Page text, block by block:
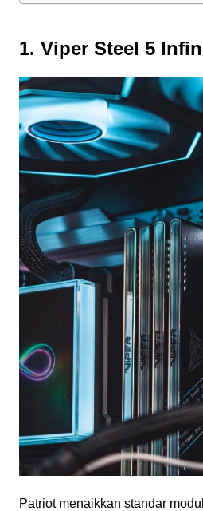
1. Viper Steel 5
Patriot menaikkan standar